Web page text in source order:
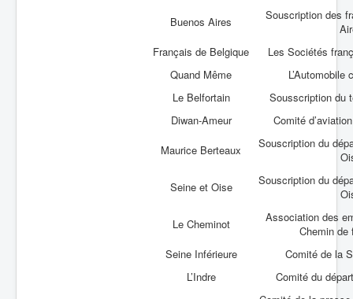
Buenos Aires
Souscription des
Français de Belgique
Les Sociétés
Quand Même
L’Automobile
Le Belfortain
Sousscription du
Diwan-Ameur
Comité
Maurice Berteaux
Souscription du
Seine et Oise
Souscription du
Le Cheminot
Association des
Chemin de
Seine Inférieure
Comité de la
L’Indre
Comité du